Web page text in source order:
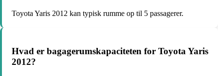
Toyota Yaris 2012 kan typisk rumme op til 5 passagerer.
Hvad er bagagerumskapaciteten for Toyota Yaris
2012?